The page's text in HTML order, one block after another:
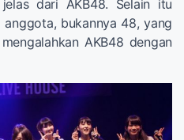
dari AKB48. Selain itu
bukannya 48, yang
AKB48 dengan